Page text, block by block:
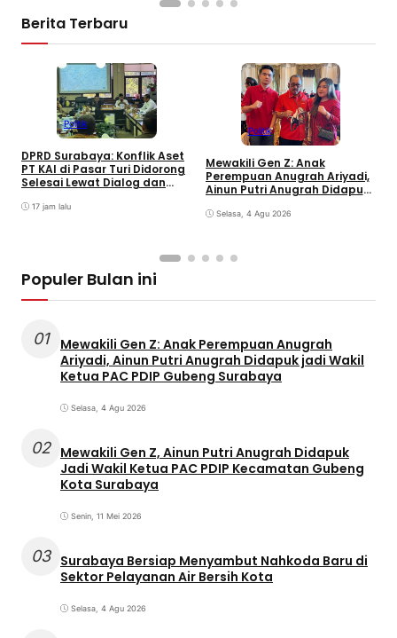
Berita Terbaru
Politik
DPRD Surabaya: Konflik Aset
PT KAI di Pasar Turi Didorong
Selesai Lewat Dialog dan
17 jam lalu
Politik
Mewakili Gen Z: Anak
Perempuan Anugrah Ariyadi,
Ainun Putri Anugrah Didapuk
Gubeng Surabaya
Selasa, 4 Agu 2026
Populer Bulan ini
01
Mewakili Gen Z: Anak Perempuan Anugrah
Ariyadi, Ainun Putri Anugrah Didapuk jadi Wakil
Ketua PAC PDIP Gubeng Surabaya
Selasa, 4 Agu 2026
02 Mewakili Gen Z, Ainun Putri Anugrah Didapuk
Jadi Wakil Ketua PAC PDIP Kecamatan Gubeng
Kota Surabaya
Senin, 11 Mei 2026
03 Surabaya Bersiap Menyambut Nahkoda Baru di
Sektor Pelayanan Air Bersih Kota
Selasa, 4 Agu 2026